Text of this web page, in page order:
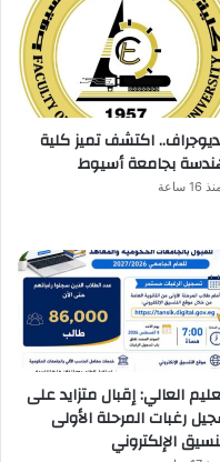
اكتشف تميز كلية
بجامعة أسيوط
منذ 16 ساعة
العالي: إقبال متزايد على
رغبات المرحلة الأولى
الإلكتروني